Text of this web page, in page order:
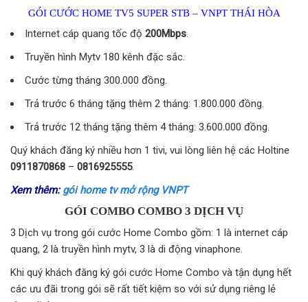
GÓI CƯỚC HOME TV5 SUPER STB – VNPT THÁI HÒA
Internet cáp quang tốc độ 200Mbps.
Truyền hình Mytv 180 kênh đặc sắc.
Cước từng tháng 300.000 đồng.
Trả trước 6 tháng tặng thêm 2 tháng: 1.800.000 đồng.
Trả trước 12 tháng tặng thêm 4 tháng: 3.600.000 đồng.
Quý khách đăng ký nhiều hơn 1 tivi, vui lòng liên hệ các Holtine
0911870868 – 0816925555.
Xem thêm: gói home tv mở rộng VNPT
GÓI COMBO COMBO 3 DỊCH VỤ
3 Dịch vụ trong gói cước Home Combo gồm: 1 là internet cáp
quang, 2 là truyền hình mytv, 3 là di động vinaphone.
Khi quý khách đăng ký gói cước Home Combo và tận dụng hết
các ưu đãi trong gói sẽ rất tiết kiệm so với sử dụng riêng lẻ